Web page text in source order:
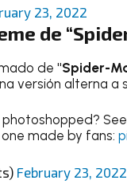
23, 2022
de
de "Spider-
versión alterna a
one made by fans:
February 23, 2022